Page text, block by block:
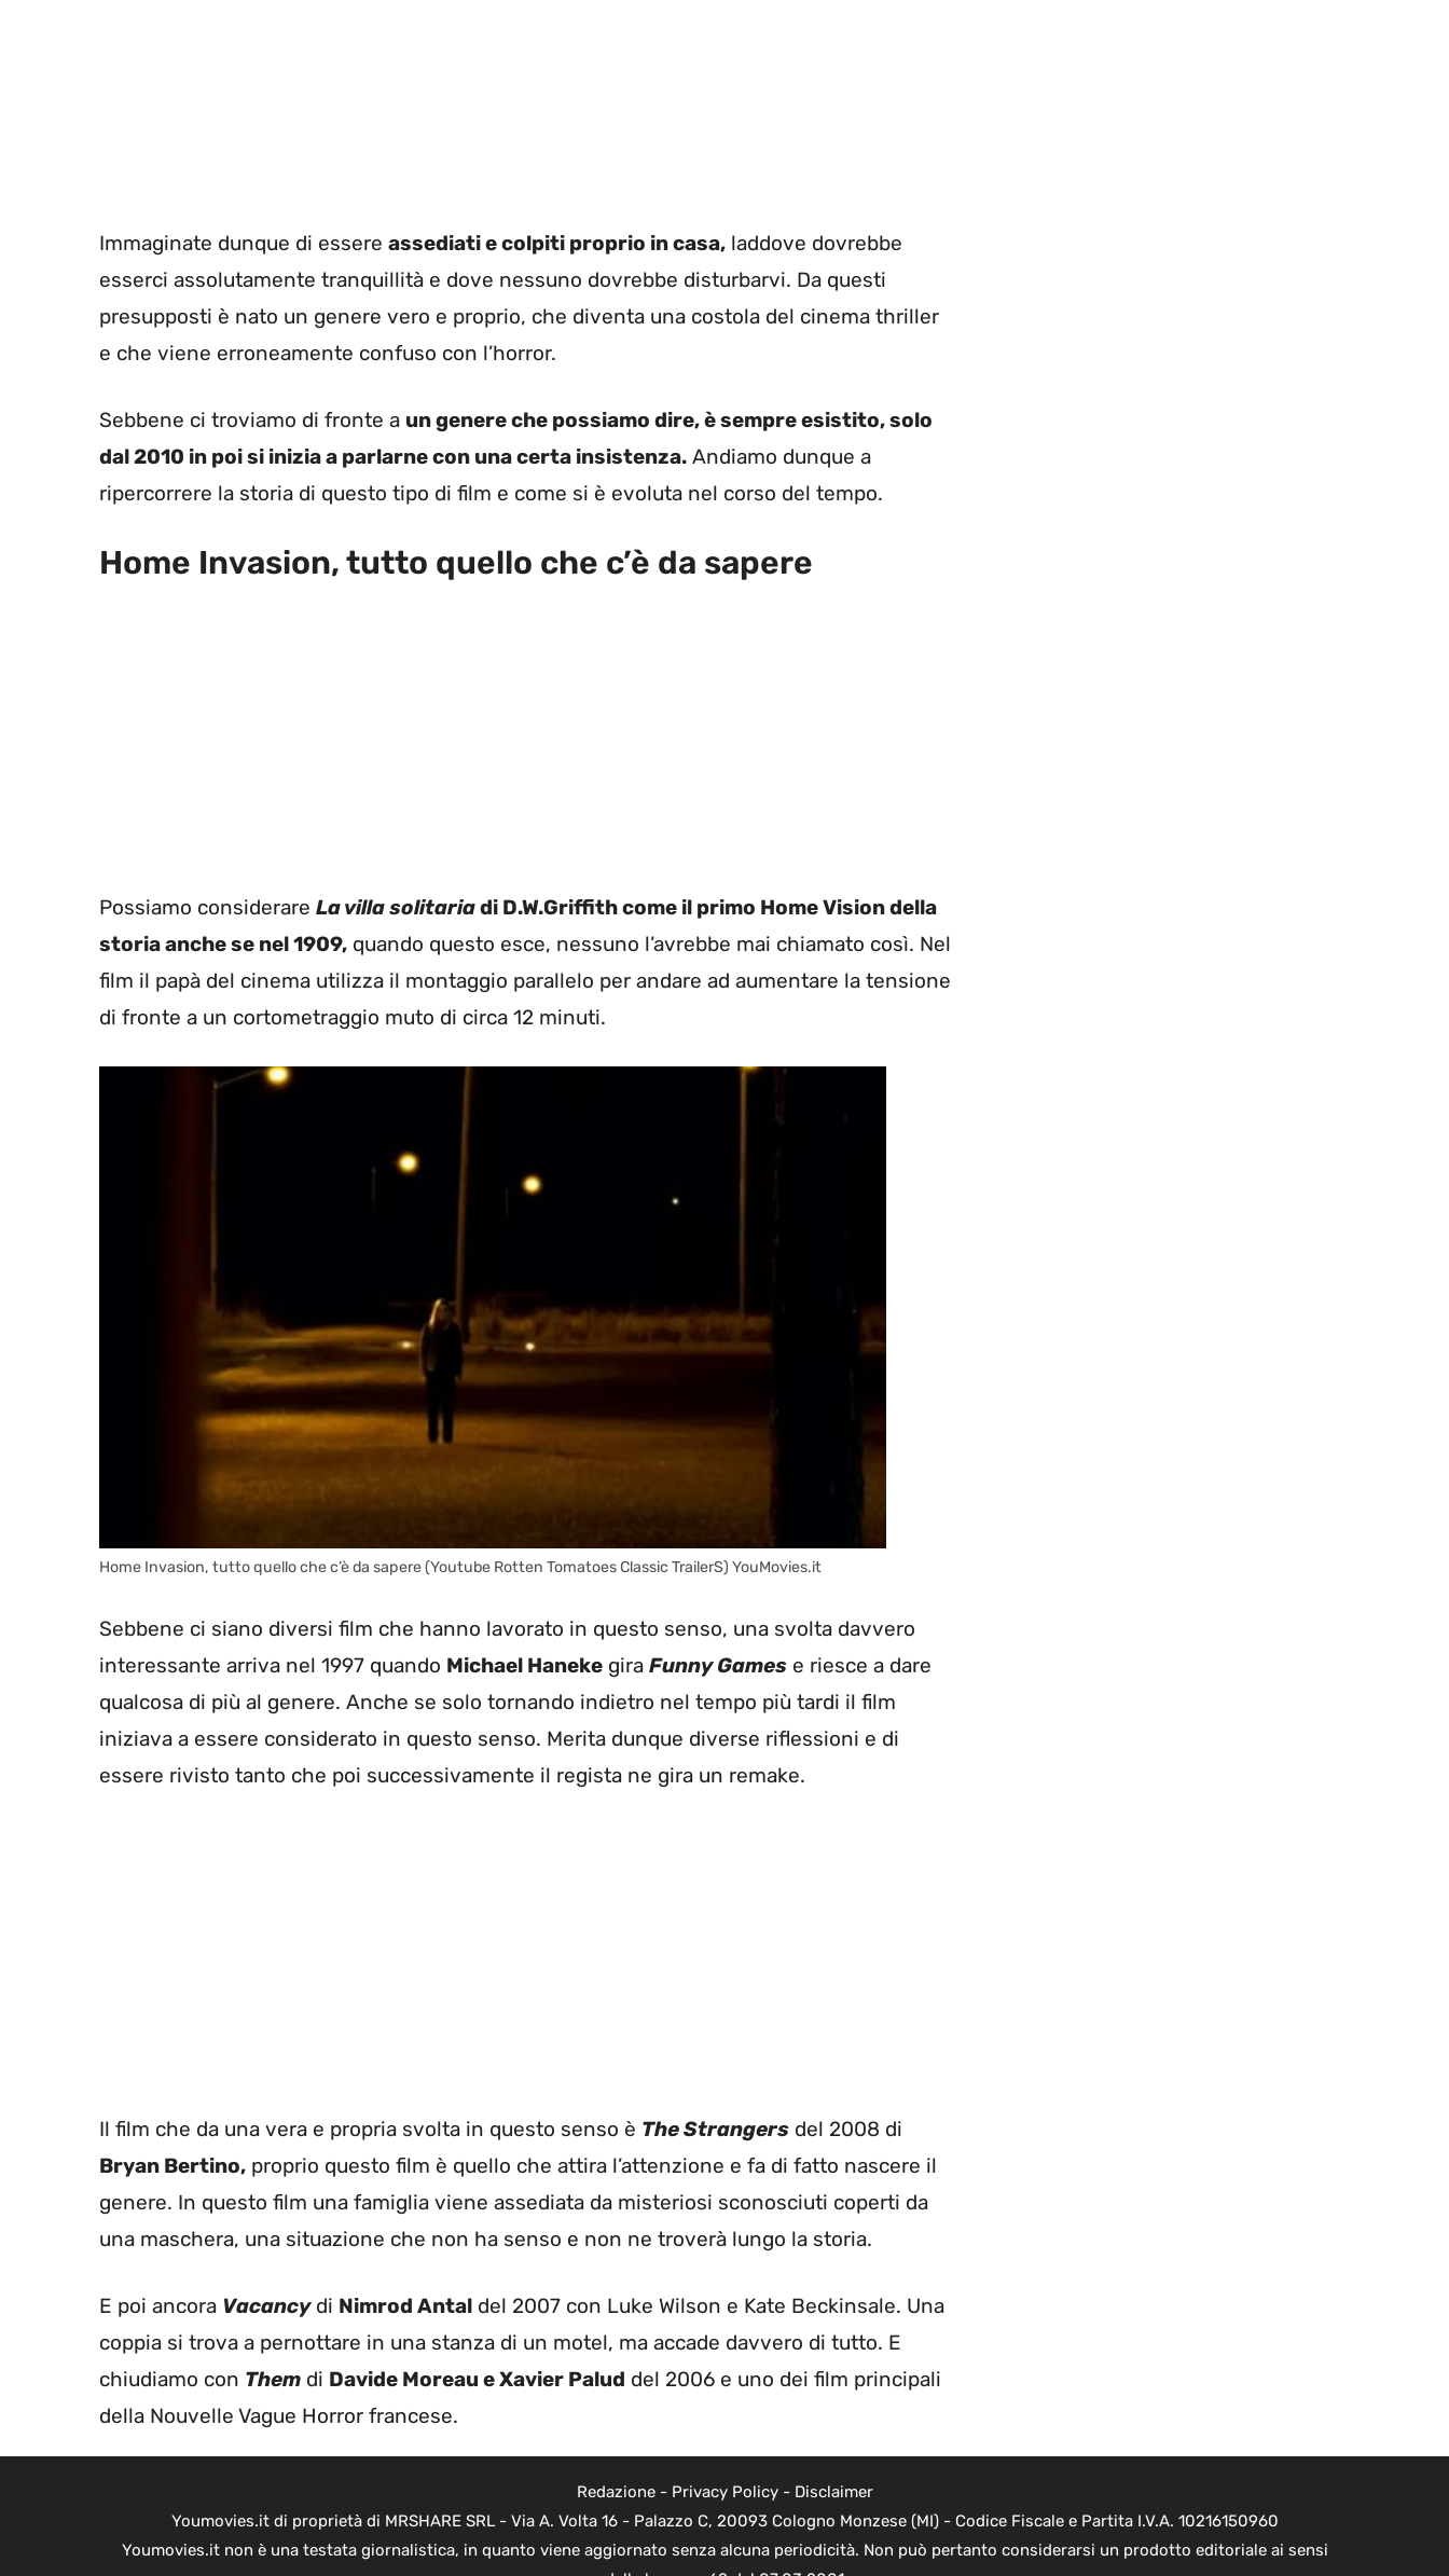
Immaginate dunque di essere assediati e colpiti proprio in casa, laddove dovrebbe
esserci assolutamente tranquillità e dove nessuno dovrebbe disturbarvi. Da questi
presupposti è nato un genere vero e proprio, che diventa una costola del cinema thriller
e che viene erroneamente confuso con l’horror.
Sebbene ci troviamo di fronte a un genere che possiamo dire, è sempre esistito, solo
dal 2010 in poi si inizia a parlarne con una certa insistenza. Andiamo dunque a
ripercorrere la storia di questo tipo di film e come si è evoluta nel corso del tempo.
Home Invasion, tutto quello che c’è da sapere
Possiamo considerare La villa solitariadi D.W.Griffith come il primo Home Vision della
storia anche se nel 1909, quando questo esce, nessuno l’avrebbe mai chiamato così. Nel
film il papà del cinema utilizza il montaggio parallelo per andare ad aumentare la tensione
di fronte a un cortometraggio muto di circa 12 minuti.
Home Invasion, tutto quello che c’è da sapere (Youtube Rotten Tomatoes Classic TrailerS) YouMovies.it
Sebbene ci siano diversi film che hanno lavorato in questo senso, una svolta davvero
interessante arriva nel 1997 quando Michael Haneke gira Funny Games e riesce a dare
qualcosa di più al genere. Anche se solo tornando indietro nel tempo più tardi il film
iniziava a essere considerato in questo senso. Merita dunque diverse riflessioni e di
essere rivisto tanto che poi successivamente il regista ne gira un remake.
Il film che da una vera e propria svolta in questo senso è The Strangers del 2008 di
Bryan Bertino, proprio questo film è quello che attira l’attenzione e fa di fatto nascere il
genere. In questo film una famiglia viene assediata da misteriosi sconosciuti coperti da
una maschera, una situazione che non ha senso e non ne troverà lungo la storia.
E poi ancora Vacancydi Nimrod Antal del 2007 con Luke Wilson e Kate Beckinsale. Una
coppia si trova a pernottare in una stanza di un motel, ma accade davvero di tutto. E
chiudiamo con Them di Davide Moreau e Xavier Palud del 2006 e uno dei film principali
della Nouvelle Vague Horror francese.
Redazione- Privacy Policy- Disclaimer
Youmovies.it di proprietà di MRSHARE SRL - Via A. Volta 16 - Palazzo C, 20093 Cologno Monzese (MI) - Codice Fiscale e Partita I.V.A. 10216150960
Youmovies.it non è una testata giornalistica, in quanto viene aggiornato senza alcuna periodicità. Non può pertanto considerarsi un prodotto editoriale ai sensi